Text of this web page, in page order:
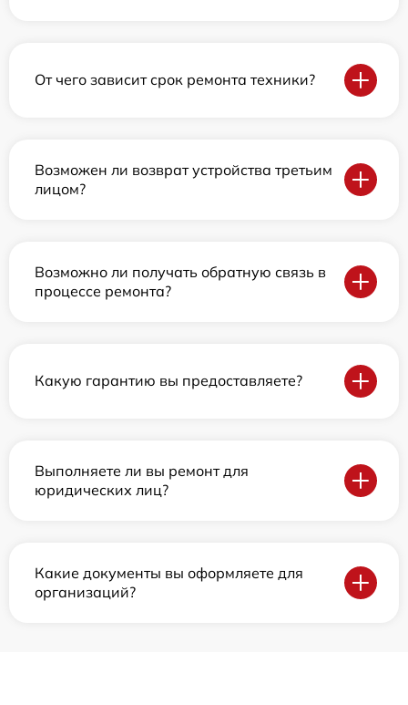
От чего зависит срок ремонта техники?
Возможен ли возврат устройства третьим
лицом?
Возможно ли получать обратную связь в
процессе ремонта?
Какую гарантию вы предоставляете?
Выполняете ли вы ремонт для
юридических лиц?
Какие документы вы оформляете для
организаций?